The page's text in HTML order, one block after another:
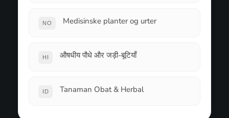
NO Medisinske planter og urter
HI औषधीय पौधे और जड़ी-बूटियाँ
ID Tanaman Obat & Herbal